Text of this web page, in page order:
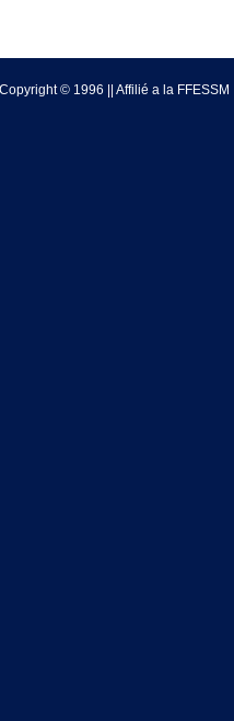
Copyright © 1996 || Affilié a la